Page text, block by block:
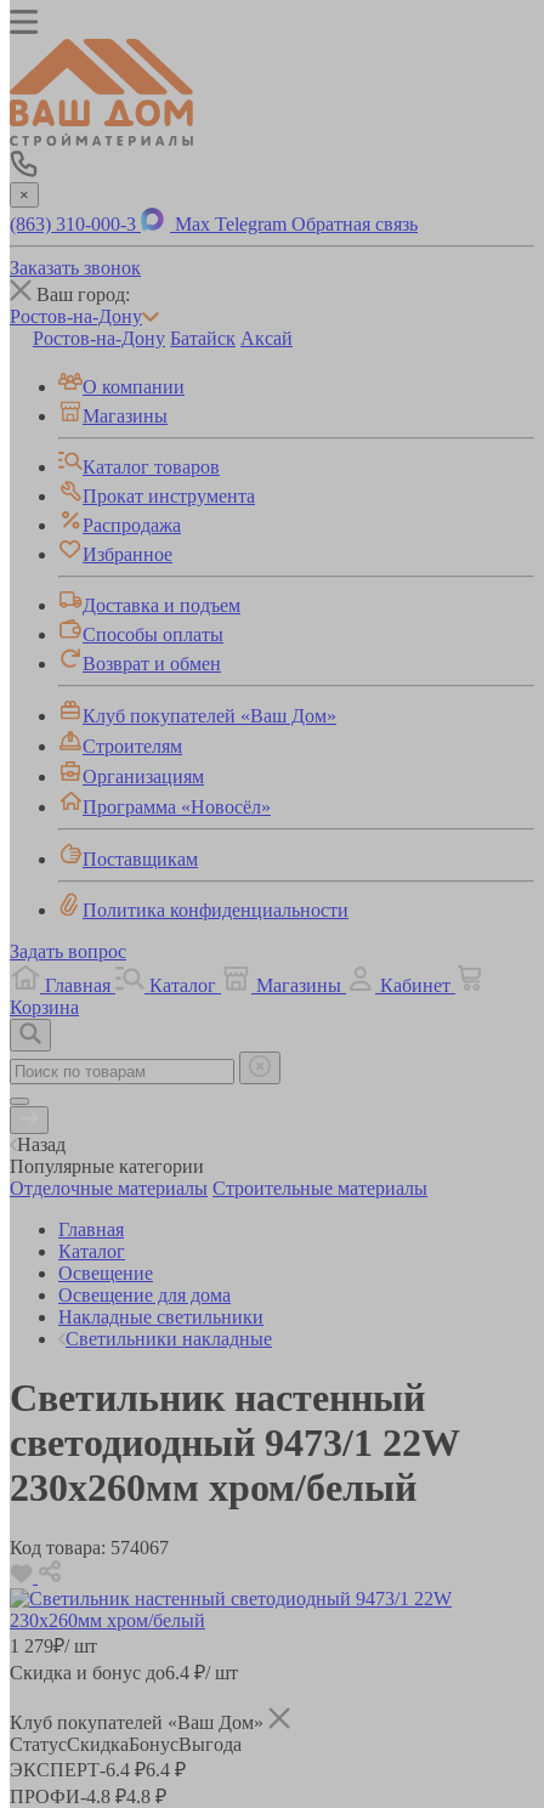
×
(863) 310-000-3 Max Telegram Обратная связь
Заказать звонок
Ваш город:
Ростов-на-Дону
Ростов-на-Дону Батайск Аксай
О компании
Магазины
Каталог товаров
Прокат инструмента
Распродажа
Избранное
Доставка и подъем
Способы оплаты
Возврат и обмен
Клуб покупателей «Ваш Дом»
Строителям
Организациям
Программа «Новосёл»
Поставщикам
Политика конфиденциальности
Задать вопрос
Главная
Каталог Магазины
Кабинет
Корзина
Назад
Популярные категории
Отделочные материалы Строительные материалы
Главная
Каталог
Освещение
Освещение для дома
Накладные светильники
Светильники накладные
Светильник настенный
светодиодный 9473/1 22W
230х260мм хром/белый
Код товара: 574067
1 279₽/ шт
Скидка и бонус до6.4 ₽/ шт
Клуб покупателей «Ваш Дом»
СтатусСкидкаБонусВыгода
ЭКСПЕРТ-6.4 ₽6.4 ₽
ПРОФИ-4.8 ₽4.8 ₽